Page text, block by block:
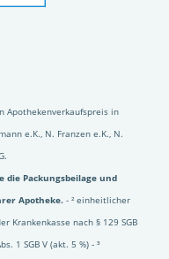
Apothekenverkaufspreis in
e.K., N. Franzen e.K., N.
die Packungsbeilage und
Apotheke. - ² einheitlicher
Krankenkasse nach § 129 SGB
1 SGB V (akt. 5 %) - ³